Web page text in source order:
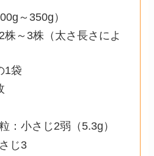
～350g）
2株～3株（太さ長さによ
1袋
：小さじ2弱（5.3g）
じ3